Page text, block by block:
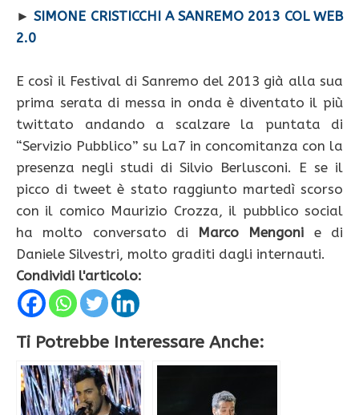
►SIMONE CRISTICCHI A SANREMO 2013 COL WEB
2.0
E così il Festival di Sanremo del 2013 già alla sua
prima serata di messa in onda è diventato il più
twittato andando a scalzare la puntata di
“Servizio Pubblico” su La7 in concomitanza con la
presenza negli studi di Silvio Berlusconi. E se il
picco di tweet è stato raggiunto martedì scorso
con il comico Maurizio Crozza, il pubblico social
ha molto conversato di Marco Mengoni e di
Daniele Silvestri, molto graditi dagli internauti.
Condividi l'articolo:
Ti Potrebbe Interessare Anche: